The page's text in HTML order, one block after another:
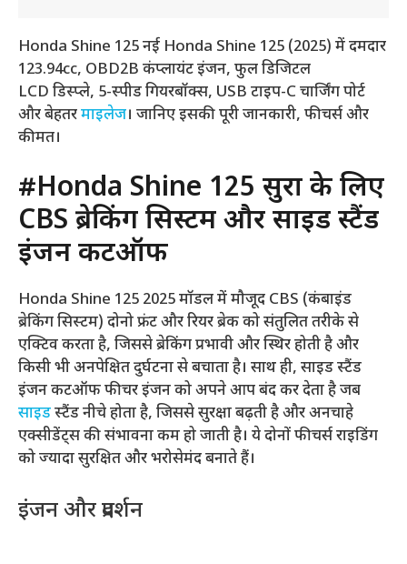
Honda Shine 125 नई Honda Shine 125 (2025) में दमदार
123.94cc, OBD2B कंप्लायंट इंजन, फुल डिजिटल
LCD डिस्प्ले, 5-स्पीड गियरबॉक्स, USB टाइप-C चार्जिंग पोर्ट
और बेहतरमाइलेज। जानिए इसकी पूरी जानकारी, फीचर्स और
कीमत।
#Honda Shine 125 सुरक्षा के लिए
CBS ब्रेकिंग सिस्टम और साइड स्टैंड
इंजन कटऑफ
Honda Shine 125 2025 मॉडल में मौजूद CBS (कंबाइंड
ब्रेकिंग सिस्टम) दोनो फ्रंट और रियर ब्रेक को संतुलित तरीके से
एक्टिव करता है, जिससे ब्रेकिंग प्रभावी और स्थिर होती है और
किसी भी अनपेक्षित दुर्घटना से बचाता है। साथ ही, साइड स्टैंड
इंजन कटऑफ फीचर इंजन को अपने आप बंद कर देता है जब
साइडस्टैंड नीचे होता है, जिससे सुरक्षा बढ़ती है और अनचाहे
एक्सीडेंट्स की संभावना कम हो जाती है। ये दोनों फीचर्स राइडिंग
को ज्यादा सुरक्षित और भरोसेमंद बनाते हैं।
इंजन और प्रदर्शन